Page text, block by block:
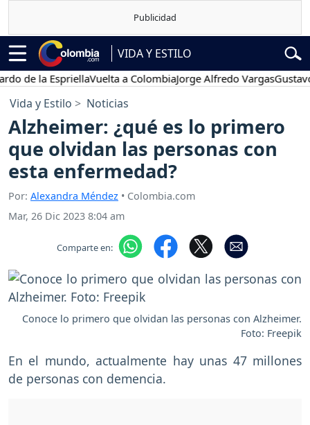
VIDA Y ESTILO
la EspriellaVuelta a ColombiaJorge Alfredo VargasGustavo
Vida y Estilo Noticias
Alzheimer: ¿qué es lo primero
que olvidan las personas con
esta enfermedad?
Por: Alexandra Méndez • Colombia.com
Mar, 26 Dic 2023 8:04 am
Comparte en:
Conoce lo primero que olvidan las personas con Alzheimer.
Foto: Freepik
En el mundo, actualmente hay unas 47 millones
de personas con demencia.